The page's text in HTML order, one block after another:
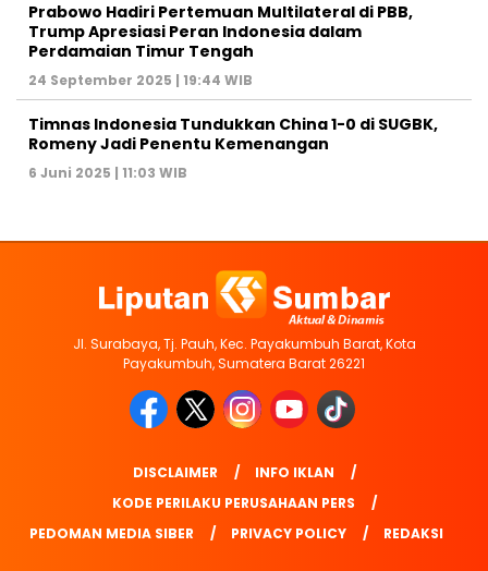
Prabowo Hadiri Pertemuan Multilateral di PBB,
Trump Apresiasi Peran Indonesia dalam
Perdamaian Timur Tengah
24 September 2025 | 19:44 WIB
Timnas Indonesia Tundukkan China 1-0 di SUGBK,
Romeny Jadi Penentu Kemenangan
6 Juni 2025 | 11:03 WIB
Jl. Surabaya, Tj. Pauh, Kec. Payakumbuh Barat, Kota
Payakumbuh, Sumatera Barat 26221
DISCLAIMER
INFO IKLAN
KODE PERILAKU PERUSAHAAN PERS
PEDOMAN MEDIA SIBER
PRIVACY POLICY REDAKSI